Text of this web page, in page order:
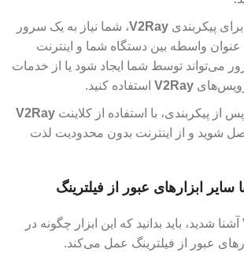
پیکربندی V2Ray، شما نیاز به یک سرور
عنوان واسطه بین دستگاه شما و اینترنت
می‌تواند توسط شما ایجاد شود یا از خدمات
V2Ray استفاده کنید.
از پیکربندی، با استفاده از کلاینت V2Ray
شوید و از اینترنت بدون محدودیت لذت
آشنا شدید، باید بدانید که این ابزار چگونه در
عبور از فیلترینگ عمل می‌کند.